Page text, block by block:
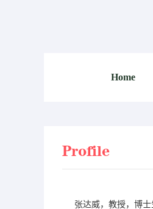
Home
Profile
张达威，教授，博